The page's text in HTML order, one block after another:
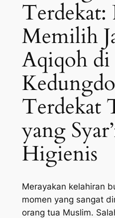
Terdekat:
Memilih
Aqiqoh di
Terdekat
yang
Higienis
Merayakan kelahiran
momen yang sangat
orang tua Muslim.